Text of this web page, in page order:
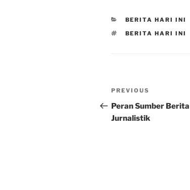
CATEGORIES
BERITA HARI INI
TAGS
BERITA HARI INI
Post
navigation
Previous
Post
PREVIOUS
Peran Sumber
Jurnalistik